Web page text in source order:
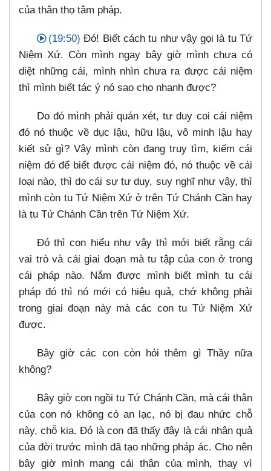
của thân thọ tâm pháp.
(19:50) Đó! Biết cách tu như vậy gọi là tu Tứ
Niệm Xứ. Còn mình ngay bây giờ mình chưa có
diệt những cái, mình nhìn chưa ra được cái niệm
thì mình biết tác ý nó sao cho nhanh được?
Do đó mình phải quán xét, tư duy coi cái niệm
đó nó thuộc về dục lậu, hữu lậu, vô minh lậu hay
kiết sử gì? Vậy mình còn đang truy tìm, kiếm cái
niệm đó để biết được cái niệm đó, nó thuộc về cái
loại nào, thì do cái sự tư duy, suy nghĩ như vậy, thì
mình còn tu Tứ Niệm Xứ ở trên Tứ Chánh Cần hay
là tu Tứ Chánh Cần trên Tứ Niệm Xứ.
Đó thì con hiểu như vậy thì mới biết rằng cái
vai trò và cái giai đoạn mà tu tập của con ở trong
cái pháp nào. Nắm được mình biết mình tu cái
pháp đó thì nó mới có hiệu quả, chớ không phải
trong giai đoạn này mà các con tu Tứ Niệm Xứ
được.
Bây giờ các con còn hỏi thêm gì Thầy nữa
không?
Bây giờ con ngồi tu Tứ Chánh Cần, mà cái thân
của con nó không có an lạc, nó bị đau nhức chỗ
này, chỗ kia. Đó là con đã thấy đây là cái nhân quả
của đời trước mình đã tạo những pháp ác. Cho nên
bây giờ mình mang cái thân của mình, thay vì